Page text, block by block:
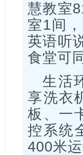
慧教室
室1间
英语听
食堂可
生活
享洗衣
板、一
控系统
400米